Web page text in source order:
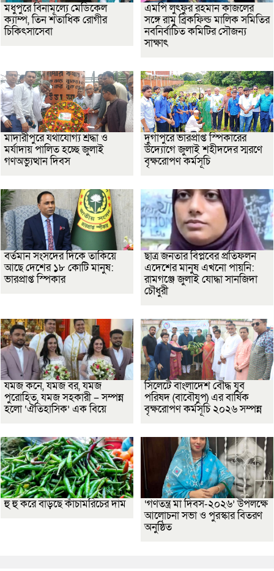
মধুপুরে বিনামূল্যে মেডিকেল
ক্যাম্প, তিন শতাধিক রোগীর
চিকিৎসাসেবা
এমপি লুৎফুর রহমান কাজলের
সঙ্গে রামু ব্রিকফিল্ড মালিক সমিতির
নবনির্বাচিত কমিটির সৌজন্য
সাক্ষাৎ
মাদারীপুরে যথাযোগ্য শ্রদ্ধা ও
মর্যাদায় পালিত হচ্ছে জুলাই
গণঅভ্যুত্থান দিবস
দুর্গাপুরে ভারপ্রাপ্ত স্পিকারের
উদ্যোগে জুলাই শহীদদের স্মরণে
বৃক্ষরোপণ কর্মসূচি
বর্তমান সংসদের দিকে তাকিয়ে
আছে দেশের ১৮ কোটি মানুষ:
ভারপ্রাপ্ত স্পিকার
ছাত্র জনতার বিপ্লবের প্রতিফলন
এদেশের মানুষ এখনো পায়নি:
রামগঞ্জে জুলাই যোদ্ধা সানজিদা
চৌধুরী
যমজ কনে, যমজ বর, যমজ
পুরোহিত, যমজ সহকারী – সম্পন্ন
হলো ‘ঐতিহাসিক’ এক বিয়ে
সিলেটে বাংলাদেশ বৌদ্ধ যুব
পরিষদ (বাবৌযুপ) এর বার্ষিক
বৃক্ষরোপণ কর্মসূচি ২০২৬ সম্পন্ন
হু হু করে বাড়ছে কাঁচামরিচের দাম
‘গণতন্ত্র মা দিবস-২০২৬’ উপলক্ষে
আলোচনা সভা ও পুরস্কার বিতরণ
অনুষ্ঠিত